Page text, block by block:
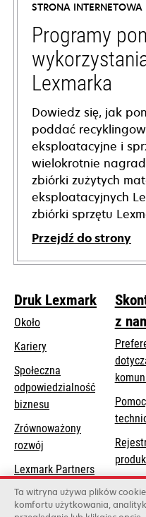
new
tab
STRONA INTERNETOWA
Programy
Lexmarka
Dowiedz się, jak
poddać
eksploatacyjne i
wielokrotnie
zbiórki zużytych
eksploatacyjnych
zbiórki sprzętu
Przejdź do strony
Druk Lexmark
Około
Kariery
Społeczna
odpowiedzialność
biznesu
a
tab
Zrównoważony
rozwój
Lexmark Partners
z
Lista
Ta witryna używa plików
komfortu użytkowania,